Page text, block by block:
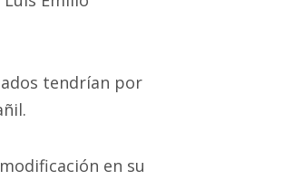
tendrían por
en su